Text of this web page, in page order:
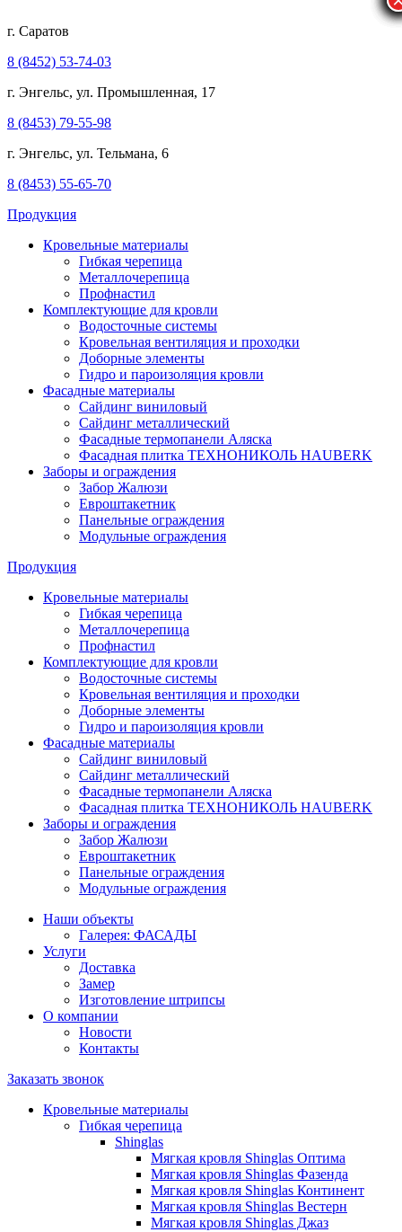
г. Саратов
8 (8452) 53-74-03
г. Энгельс, ул. Промышленная, 17
8 (8453) 79-55-98
г. Энгельс, ул. Тельмана, 6
8 (8453) 55-65-70
Продукция
Кровельные материалы
Гибкая черепица
Металлочерепица
Профнастил
Комплектующие для кровли
Водосточные системы
Кровельная вентиляция и проходки
Доборные элементы
Гидро и пароизоляция кровли
Фасадные материалы
Сайдинг виниловый
Сайдинг металлический
Фасадные термопанели Аляска
Фасадная плитка ТЕХНОНИКОЛЬ HAUBERK
Заборы и ограждения
Забор Жалюзи
Евроштакетник
Панельные ограждения
Модульные ограждения
Продукция
Кровельные материалы
Гибкая черепица
Металлочерепица
Профнастил
Комплектующие для кровли
Водосточные системы
Кровельная вентиляция и проходки
Доборные элементы
Гидро и пароизоляция кровли
Фасадные материалы
Сайдинг виниловый
Сайдинг металлический
Фасадные термопанели Аляска
Фасадная плитка ТЕХНОНИКОЛЬ HAUBERK
Заборы и ограждения
Забор Жалюзи
Евроштакетник
Панельные ограждения
Модульные ограждения
Наши объекты
Галерея: ФАСАДЫ
Услуги
Доставка
Замер
Изготовление штрипсы
О компании
Новости
Контакты
Заказать звонок
Кровельные материалы
Гибкая черепица
Shinglas
Мягкая кровля Shinglas Оптима
Мягкая кровля Shinglas Фазенда
Мягкая кровля Shinglas Континент
Мягкая кровля Shinglas Вестерн
Мягкая кровля Shinglas Джаз